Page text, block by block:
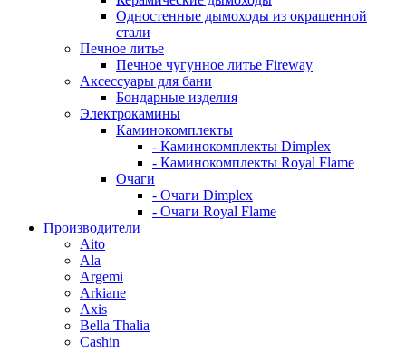
Одностенные дымоходы из окрашенной
стали
Печное литье
Печное чугунное литье Fireway
Аксессуары для бани
Бондарные изделия
Электрокамины
Каминокомплекты
- Каминокомплекты Dimplex
- Каминокомплекты Royal Flame
Очаги
- Очаги Dimplex
- Очаги Royal Flame
Производители
Aito
Ala
Argemi
Arkiane
Axis
Bella Thalia
Cashin